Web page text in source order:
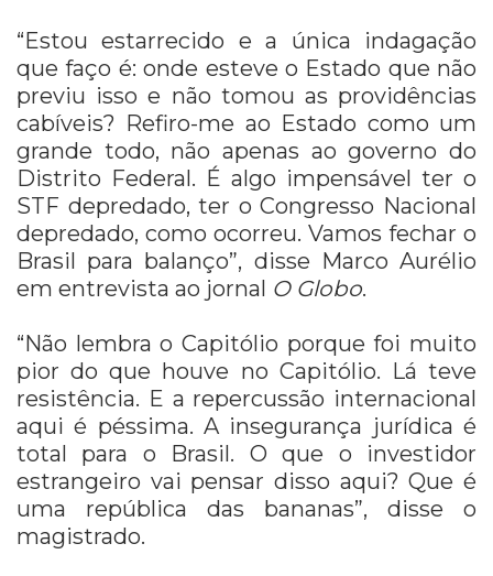
“Estou estarrecido e a única indagação
que faço é: onde esteve o Estado que não
previu isso e não tomou as providências
cabíveis? Refiro-me ao Estado como um
grande todo, não apenas ao governo do
Distrito Federal. É algo impensável ter o
STF depredado, ter o Congresso Nacional
depredado, como ocorreu. Vamos fechar o
Brasil para balanço”, disse Marco Aurélio
em entrevista ao jornal O Globo.
“Não lembra o Capitólio porque foi muito
pior do que houve no Capitólio. Lá teve
resistência. E a repercussão internacional
aqui é péssima. A insegurança jurídica é
total para o Brasil. O que o investidor
estrangeiro vai pensar disso aqui? Que é
uma república das bananas”, disse o
magistrado.